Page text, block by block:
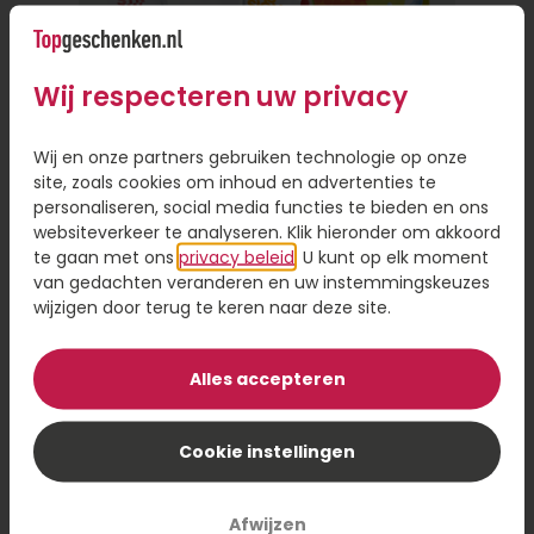
alleen gemakkelijk, want je hoeft de deur niet uit,
maar het bespaart je ook veel tijd. Je hoeft geen
te leggen als de persoon ver weg woont.
Persoonlijke touch toevoegen aan
cadeau
Online een cadeautje versturen is handig, omdat
je de keuze hebt uit een ruim assortiment en je
hoeft niet gehaast een beslissing te nemen. Even
scrollen door het assortiment en een cadeau
sturen op het moment dat voor jou uitkomt. Wil
je een cadeau bezorgen, maar wel iets
persoonlijks toevoegen? Laat je cadeau dan
cadeau. Dit geeft een persoonlijk tintje en maakt
8,95
Bestel
Wij respecteren uw privacy
Wij en onze partners gebruiken technologie op onze
site, zoals cookies om inhoud en advertenties te
personaliseren, social media functies te bieden en ons
websiteverkeer te analyseren. Klik hieronder om akkoord
te gaan met ons privacy beleid . U kunt op elk moment
van gedachten veranderen en uw instemmingskeuzes
wijzigen door terug te keren naar deze site.
Alles accepteren
Cookie instellingen
Afwijzen